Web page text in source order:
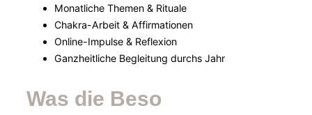
Monatliche Themen & Rituale
Chakra-Arbeit & Affirmationen
Online-Impulse & Reflexion
Ganzheitliche Begleitung durchs Jahr
Was die Beso